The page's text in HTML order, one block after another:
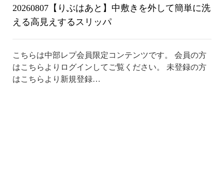
20260807【りぶはあと】中敷きを外して簡単に洗
える高見えするスリッパ
こちらは中部レプ会員限定コンテンツです。 会員の方
はこちらよりログインしてご覧ください。 未登録の方
はこちらより新規登録…